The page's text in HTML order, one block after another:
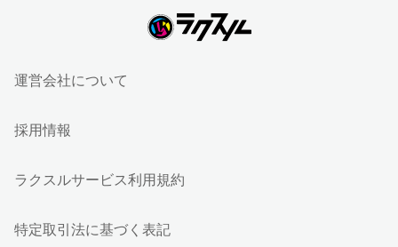
運営会社について
採用情報
ラクスルサービス利用規約
特定取引法に基づく表記